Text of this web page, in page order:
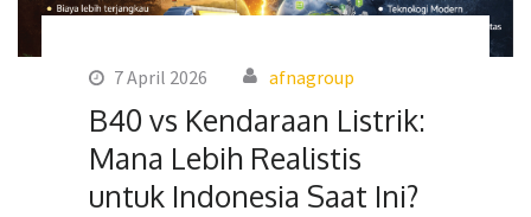
7 April 2026 afnagroup
B40 vs Kendaraan Listrik:
Mana Lebih Realistis
untuk Indonesia Saat Ini?